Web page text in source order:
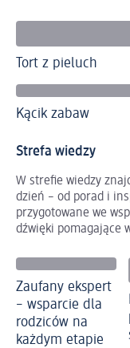
Tort z pieluch
Kącik zabaw
Strefa wiedzy
W strefie wiedzy
dzień – od porad i
przygotowane we
dźwięki pomagające
Zaufany ekspert
– wsparcie dla
rodziców na
każdym etapie